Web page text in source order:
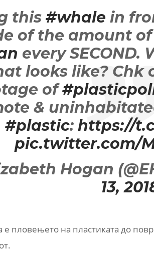
this#whale in
of the amount of
every
looks like? Chk
of
&
#plastic:https://
pic.twitter.com/
Hogan
13,
е пловењето на пластиката до